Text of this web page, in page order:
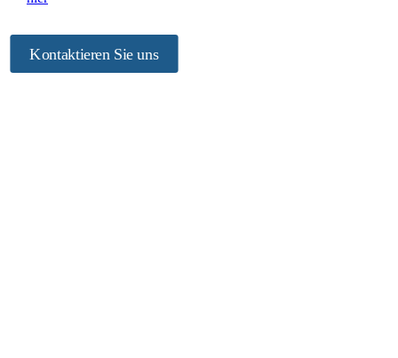
Kontaktieren Sie uns